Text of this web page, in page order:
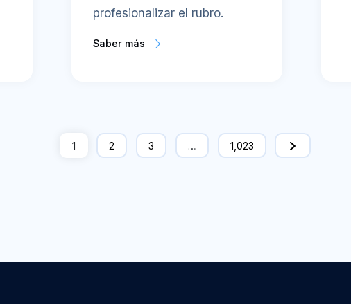
profesionalizar el rubro.
Saber más
1 2 3 … 1,023